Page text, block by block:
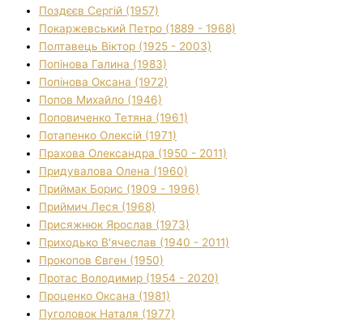
Поздєєв Сергій (1957)
Покаржевський Петро (1889 - 1968)
Полтавець Віктор (1925 - 2003)
Попінова Галина (1983)
Попінова Оксана (1972)
Попов Михайло (1946)
Поповиченко Тетяна (1961)
Потапенко Олексій (1971)
Прахова Олександра (1950 - 2011)
Придувалова Олена (1960)
Приймак Борис (1909 - 1996)
Приймич Леся (1968)
Присяжнюк Ярослав (1973)
Приходько В'ячеслав (1940 - 2011)
Прокопов Євген (1950)
Протас Володимир (1954 - 2020)
Проценко Оксана (1981)
Пуголовок Наталя (1977)